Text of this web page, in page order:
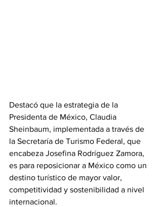
Destacó que la estrategia de la
Presidenta de México, Claudia
Sheinbaum, implementada a través de
la Secretaría de Turismo Federal, que
encabeza Josefina Rodríguez Zamora,
es para reposicionar a México como un
destino turístico de mayor valor,
competitividad y sostenibilidad a nivel
internacional.